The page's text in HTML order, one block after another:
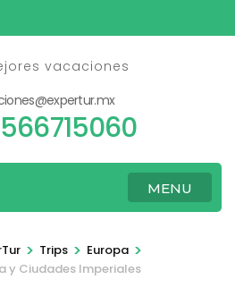
vacaciones
MENU
> Trips > Europa >
y Ciudades Imperiales